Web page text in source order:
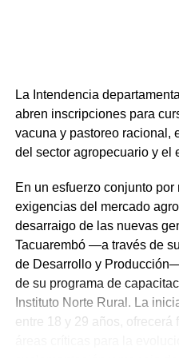
La Intendencia
abren inscripciones para
vacuna y pastoreo racional,
del sector agropecuario y el
En un esfuerzo conjunto
exigencias del mercado
desarraigo de las nuevas
Tacuarembó —a través de
de Desarrollo y
de su programa de
Instituto Norte Rural. La
entre 18 y 29 años, ofrecerá